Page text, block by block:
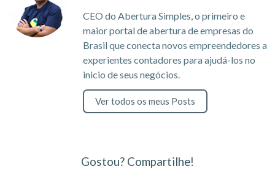
CEO do Abertura Simples, o primeiro e
maior portal de abertura de empresas do
Brasil que conecta novos empreendedores a
experientes contadores para ajudá-los no
inicio de seus negócios.
Ver todos os meus Posts
Gostou? Compartilhe!